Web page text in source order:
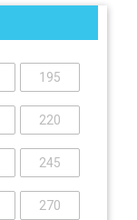
195
220
245
270